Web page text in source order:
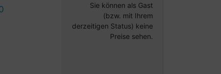
Sie können als Gast
(bzw. mit Ihrem
derzeitigen Status) keine
Preise sehen.